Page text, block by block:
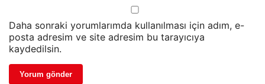
Daha sonraki yorumlarımda kullanılması için adım, e-
posta adresim ve site adresim bu tarayıcıya
kaydedilsin.